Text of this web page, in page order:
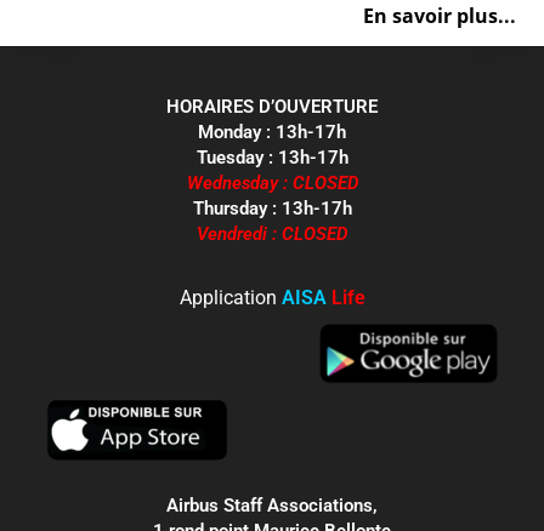
En savoir plus...
HORAIRES D’OUVERTURE
Monday : 13h-17h
Tuesday : 13h-17h
Wednesday : CLOSED
Thursday : 13h-17h
Vendredi : CLOSED
Application AISA Life
Airbus Staff Associations,